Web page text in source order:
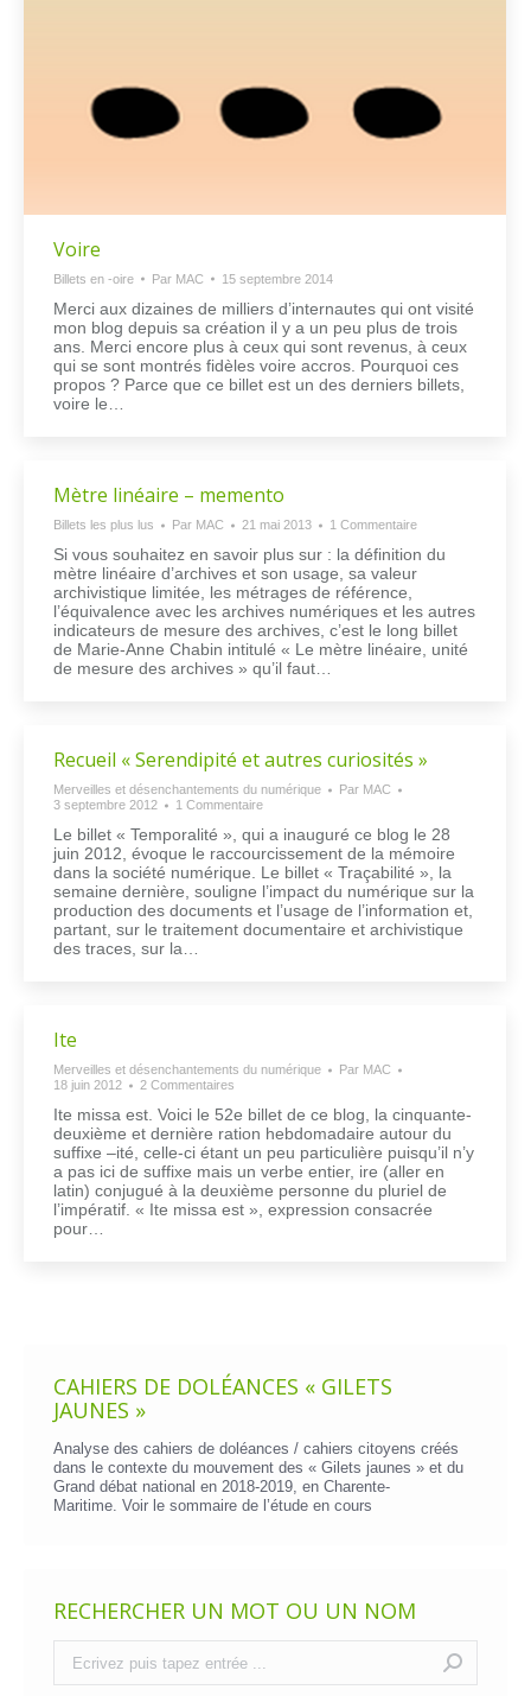
Voire
Billets en -oire Par MAC 15 septembre 2014
Merci aux dizaines de milliers d’internautes qui ont visité
mon blog depuis sa création il y a un peu plus de trois
ans. Merci encore plus à ceux qui sont revenus, à ceux
qui se sont montrés fidèles voire accros. Pourquoi ces
propos ? Parce que ce billet est un des derniers billets,
voire le…
Mètre linéaire – memento
Billets les plus lus Par MAC 21 mai 2013 1 Commentaire
Si vous souhaitez en savoir plus sur : la définition du
mètre linéaire d’archives et son usage, sa valeur
archivistique limitée, les métrages de référence,
l’équivalence avec les archives numériques et les autres
indicateurs de mesure des archives, c’est le long billet
de Marie-Anne Chabin intitulé « Le mètre linéaire, unité
de mesure des archives » qu’il faut…
Recueil « Serendipité et autres curiosités »
Merveilles et désenchantements du numérique Par MAC
3 septembre 2012
1 Commentaire
Le billet « Temporalité », qui a inauguré ce blog le 28
juin 2012, évoque le raccourcissement de la mémoire
dans la société numérique. Le billet « Traçabilité », la
semaine dernière, souligne l’impact du numérique sur la
production des documents et l’usage de l’information et,
partant, sur le traitement documentaire et archivistique
des traces, sur la…
Ite
Merveilles et désenchantements du numérique Par MAC
18 juin 2012
2 Commentaires
Ite missa est. Voici le 52e billet de ce blog, la cinquante-
deuxième et dernière ration hebdomadaire autour du
suffixe –ité, celle-ci étant un peu particulière puisqu’il n’y
a pas ici de suffixe mais un verbe entier, ire (aller en
latin) conjugué à la deuxième personne du pluriel de
l’impératif. « Ite missa est », expression consacrée
pour…
CAHIERS DE DOLÉANCES « GILETS
JAUNES »
Analyse des cahiers de doléances / cahiers citoyens créés
dans le contexte du mouvement des « Gilets jaunes » et du
Grand débat national en 2018-2019, en Charente-
Maritime. Voir le sommaire de l’étude en cours
RECHERCHER UN MOT OU UN NOM